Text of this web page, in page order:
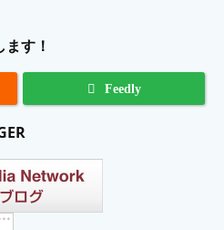
す！
Feedly